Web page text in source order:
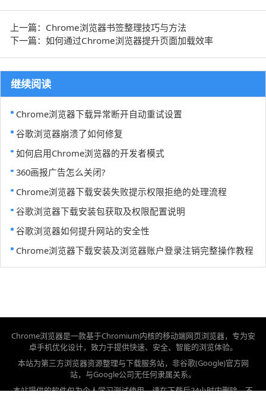
上一篇：Chrome浏览器书签整理技巧与方法
下一篇：如何通过Chrome浏览器提升页面加载效率
继续阅读
Chrome浏览器下载异常断开自动重试设置
谷歌浏览器崩溃了如何修复
如何启用Chrome浏览器的开发者模式
360画报广告怎么关闭?
Chrome浏览器下载安装失败提示权限拒绝的处理流程
谷歌浏览器下载安装包获取及权限配置说明
谷歌浏览器如何提升网站的安全性
Chrome浏览器下载安装及浏览器账户登录注销完整操作教程
Chrome浏览器是一款基于Chromium内核的移动端网页浏览器，专为安
卓手机优化设计，致力于提供快速、安全、智能的浏览体验。
本站为第三方浏览器资源整理与下载服务站，非谷歌(Google)官方网
站，与Google公司无任何隶属关系。
本站提供的软件仅为个人学习测试使用，请在下载后24小时内删除，不